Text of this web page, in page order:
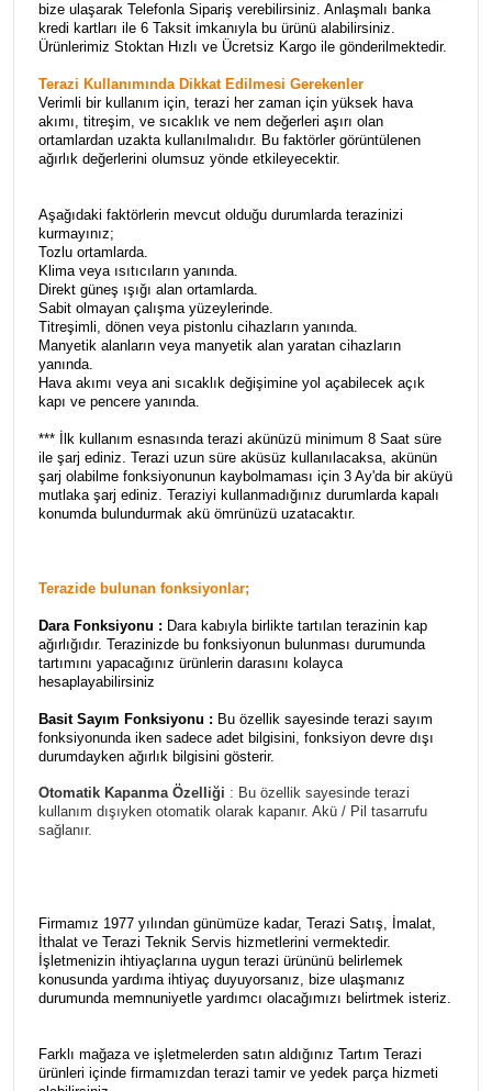
bize ulaşarak Telefonla Sipariş verebilirsiniz. Anlaşmalı banka
kredi kartları ile 6 Taksit imkanıyla bu ürünü alabilirsiniz.
Ürünlerimiz Stoktan Hızlı ve Ücretsiz Kargo ile gönderilmektedir.
Terazi Kullanımında Dikkat Edilmesi Gerekenler
Verimli bir kullanım için, terazi her zaman için yüksek hava
akımı, titreşim, ve sıcaklık ve nem değerleri aşırı olan
ortamlardan uzakta kullanılmalıdır. Bu faktörler görüntülenen
ağırlık değerlerini olumsuz yönde etkileyecektir.
Aşağıdaki faktörlerin mevcut olduğu durumlarda terazinizi
kurmayınız;
Tozlu ortamlarda.
Klima veya ısıtıcıların yanında.
Direkt güneş ışığı alan ortamlarda.
Sabit olmayan çalışma yüzeylerinde.
Titreşimli, dönen veya pistonlu cihazların yanında.
Manyetik alanların veya manyetik alan yaratan cihazların
yanında.
Hava akımı veya ani sıcaklık değişimine yol açabilecek açık
kapı ve pencere yanında.
*** İlk kullanım esnasında terazi akünüzü minimum 8 Saat süre
ile şarj ediniz. Terazi uzun süre aküsüz kullanılacaksa, akünün
şarj olabilme fonksiyonunun kaybolmaması için 3 Ay'da bir aküyü
mutlaka şarj ediniz. Teraziyi kullanmadığınız durumlarda kapalı
konumda bulundurmak akü ömrünüzü uzatacaktır.
Terazide bulunan fonksiyonlar;
Dara Fonksiyonu : Dara kabıyla birlikte tartılan terazinin kap
ağırlığıdır. Terazinizde bu fonksiyonun bulunması durumunda
tartımını yapacağınız ürünlerin darasını kolayca
hesaplayabilirsiniz
Basit Sayım Fonksiyonu : Bu özellik sayesinde terazi sayım
fonksiyonunda iken sadece adet bilgisini, fonksiyon devre dışı
durumdayken ağırlık bilgisini gösterir.
Otomatik Kapanma Özelliği : Bu özellik sayesinde terazi
kullanım dışıyken otomatik olarak kapanır. Akü / Pil tasarrufu
sağlanır.
Firmamız 1977 yılından günümüze kadar, Terazi Satış, İmalat,
İthalat ve Terazi Teknik Servis hizmetlerini vermektedir.
İşletmenizin ihtiyaçlarına uygun terazi ürününü belirlemek
konusunda yardıma ihtiyaç duyuyorsanız, bize ulaşmanız
durumunda memnuniyetle yardımcı olacağımızı belirtmek isteriz.
Farklı mağaza ve işletmelerden satın aldığınız Tartım Terazi
ürünleri içinde firmamızdan terazi tamir ve yedek parça hizmeti